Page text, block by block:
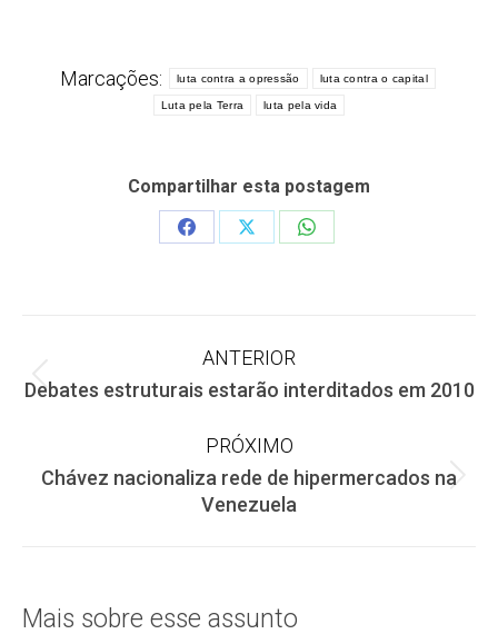
Marcações: luta contra a opressão luta contra o capital
Luta pela Terra luta pela vida
Compartilhar esta postagem
Share
Share
Share
Navegação
de
post:
ANTERIOR
Post
Debates estruturais estarão interditados em 2010
PRÓXIMO
Próximo
post:
Chávez nacionaliza rede de hipermercados na
Venezuela
Mais sobre esse assunto